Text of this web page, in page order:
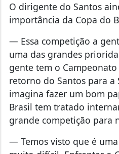
O dirigente do Santos
importância da Copa do
— Essa competição a
uma das grandes
gente tem o
retorno do Santos para a
imagina fazer um bom
Brasil tem tratado
grande competição para
— Temos visto que é